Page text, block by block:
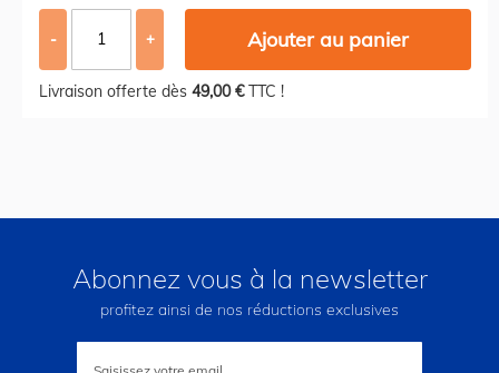
- + Ajouter au panier
Livraison offerte dès 49,00 €TTC !
Abonnez vous à la newsletter
profitez ainsi de nos réductions exclusives